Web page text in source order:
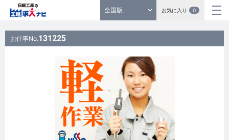
全国版 お気に入り 0
お仕事No.131225